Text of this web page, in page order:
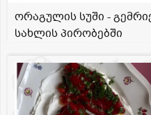
ორაგულის სუში -
სახლის პირობებში